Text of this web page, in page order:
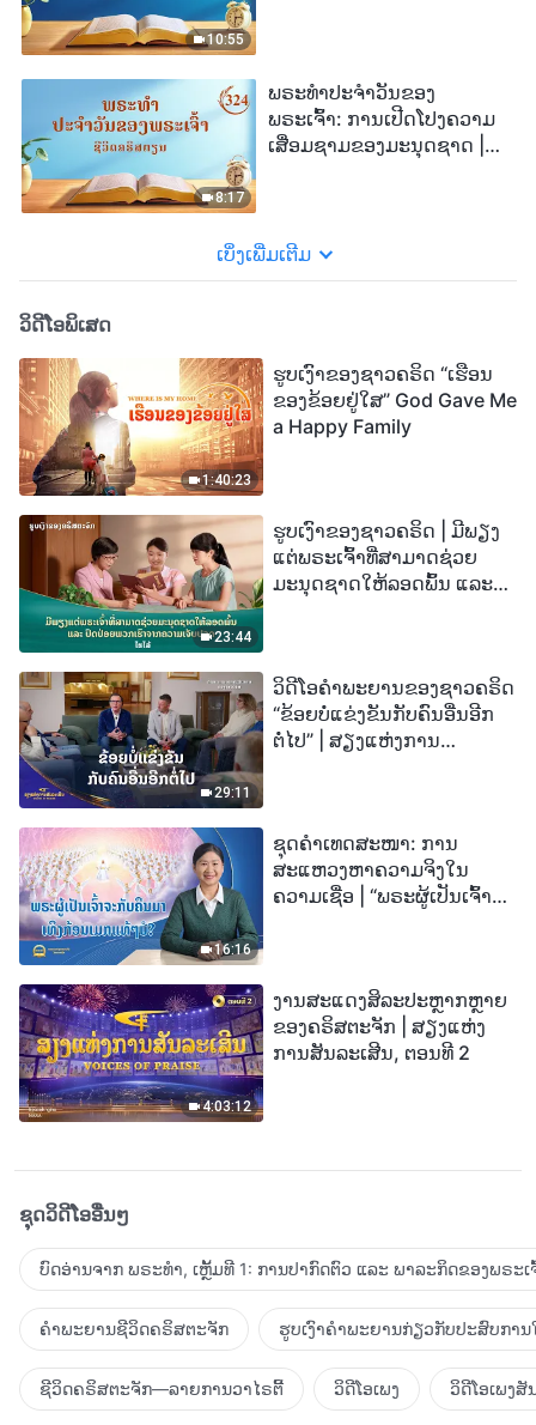
10:55
8:17
ພຣະທຳປະຈຳວັນຂອງ
ພຣະເຈົ້າ: ການເປີດໂປງຄວາມ
ເສື່ອມຊາມຂອງມະນຸດຊາດ |
ເບິ່ງເພີ່ມເຕີມ
ວິດີໂອພິເສດ
1:40:23
ຮູບເງົາຂອງຊາວຄຣິດ “ເຮືອນ
ຂອງຂ້ອຍຢູ່ໃສ” God Gave Me
a Happy Family
23:44
ຮູບເງົາຂອງຊາວຄຣິດ | ມີພຽງ
ແຕ່ພຣະເຈົ້າທີ່ສາມາດຊ່ວຍ
ມະນຸດຊາດໃຫ້ລອດພົ້ນ ແລະ
29:11
ວິດີໂອຄຳພະຍານຂອງຊາວຄຣິດ
“ຂ້ອຍບໍ່ແຂ່ງຂັນກັບຄົນອື່ນອີກ
ຕໍ່ໄປ” | ສຽງແຫ່ງການ
16:16
ຊຸດຄຳເທດສະໜາ: ການ
ສະແຫວງຫາຄວາມຈິງໃນ
ຄວາມເຊື່ອ | “ພຣະຜູ້ເປັນເຈົ້າຈະ
4:03:12
ງານສະແດງສິລະປະຫຼາກຫຼາຍ
ຂອງຄຣິສຕະຈັກ | ສຽງແຫ່ງ
ການສັນລະເສີນ, ຕອນທີ 2
ຊຸດວິດີໂອອື່ນໆ
ບົດອ່ານຈາກ ພຣະທຳ, ເຫຼັ້ມທີ 1: ການປາກົດຕົວ ແລະ ພາລະກິດຂອງພຣະເ
ຄຳພະຍານຊີວິດຄຣິສຕະຈັກ ຮູບເງົາຄຳພະຍານກ່ຽວກັບປະສົບກາ
ຊີວິດຄຣິສຕະຈັກ—ລາຍການວາໄຣຕີ້ ວິດີໂອເພງ ວິດີໂອເພງສັ